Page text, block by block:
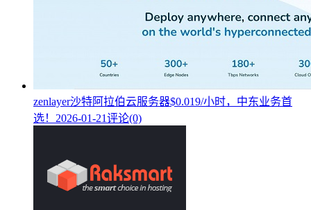
zenlayer沙特阿拉伯云服务器$0.019/小时，中东业务首
选！ 2026-01-21评论(0)